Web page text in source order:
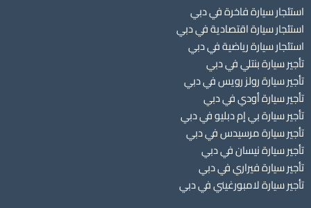
استئجار سيارة فاخرة في دبي
استئجار سيارة اقتصادية في دبي
استئجار سيارة رياضية في دبي
تأجير سيارة بنتلي في دبي
تأجير سيارة رولز رويس في دبي
تأجير سيارة أودي في دبي
تأجير سيارة بي إم دبليو في دبي
تأجير سيارة مرسيدس في دبي
تأجير سيارة نيسان في دبي
تأجير سيارة فيراري في دبي
تأجير سيارة لامبورغيني في دبي